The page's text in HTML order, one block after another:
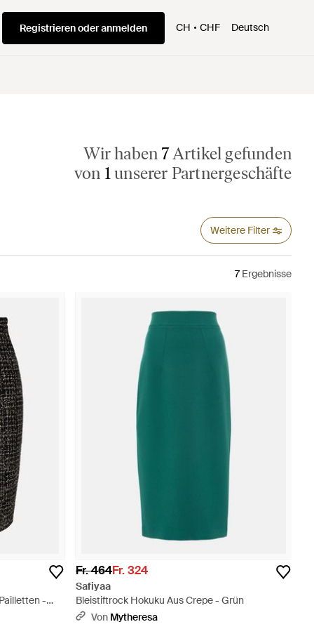
Registrieren oder anmelden CH CHF Deutsch
Wir haben 7Artikel gefunden
von 1unserer Partnergeschäfte
Weitere Filter
7Ergebnisse
-
Fr. 464Fr. 324
Safiyaa
Bleistiftrock Hokuku Aus Crepe - Grün
Von Mytheresa